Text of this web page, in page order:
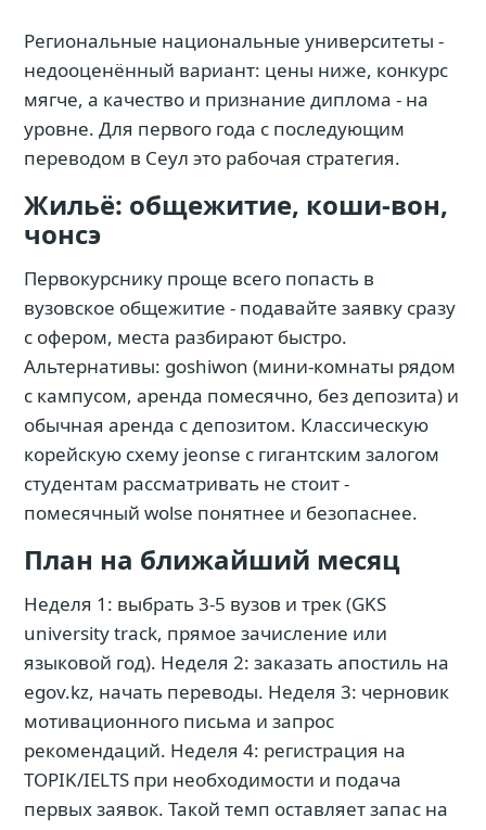
Региональные национальные университеты -
недооценённый вариант: цены ниже, конкурс
мягче, а качество и признание диплома - на
уровне. Для первого года с последующим
переводом в Сеул это рабочая стратегия.
Жильё: общежитие, коши-вон,
чонсэ
Первокурснику проще всего попасть в
вузовское общежитие - подавайте заявку сразу
с офером, места разбирают быстро.
Альтернативы: goshiwon (мини-комнаты рядом
с кампусом, аренда помесячно, без депозита) и
обычная аренда с депозитом. Классическую
корейскую схему jeonse с гигантским залогом
студентам рассматривать не стоит -
помесячный wolse понятнее и безопаснее.
План на ближайший месяц
Неделя 1: выбрать 3-5 вузов и трек (GKS
university track, прямое зачисление или
языковой год). Неделя 2: заказать апостиль на
egov.kz, начать переводы. Неделя 3: черновик
мотивационного письма и запрос
рекомендаций. Неделя 4: регистрация на
TOPIK/IELTS при необходимости и подача
первых заявок. Такой темп оставляет запас на